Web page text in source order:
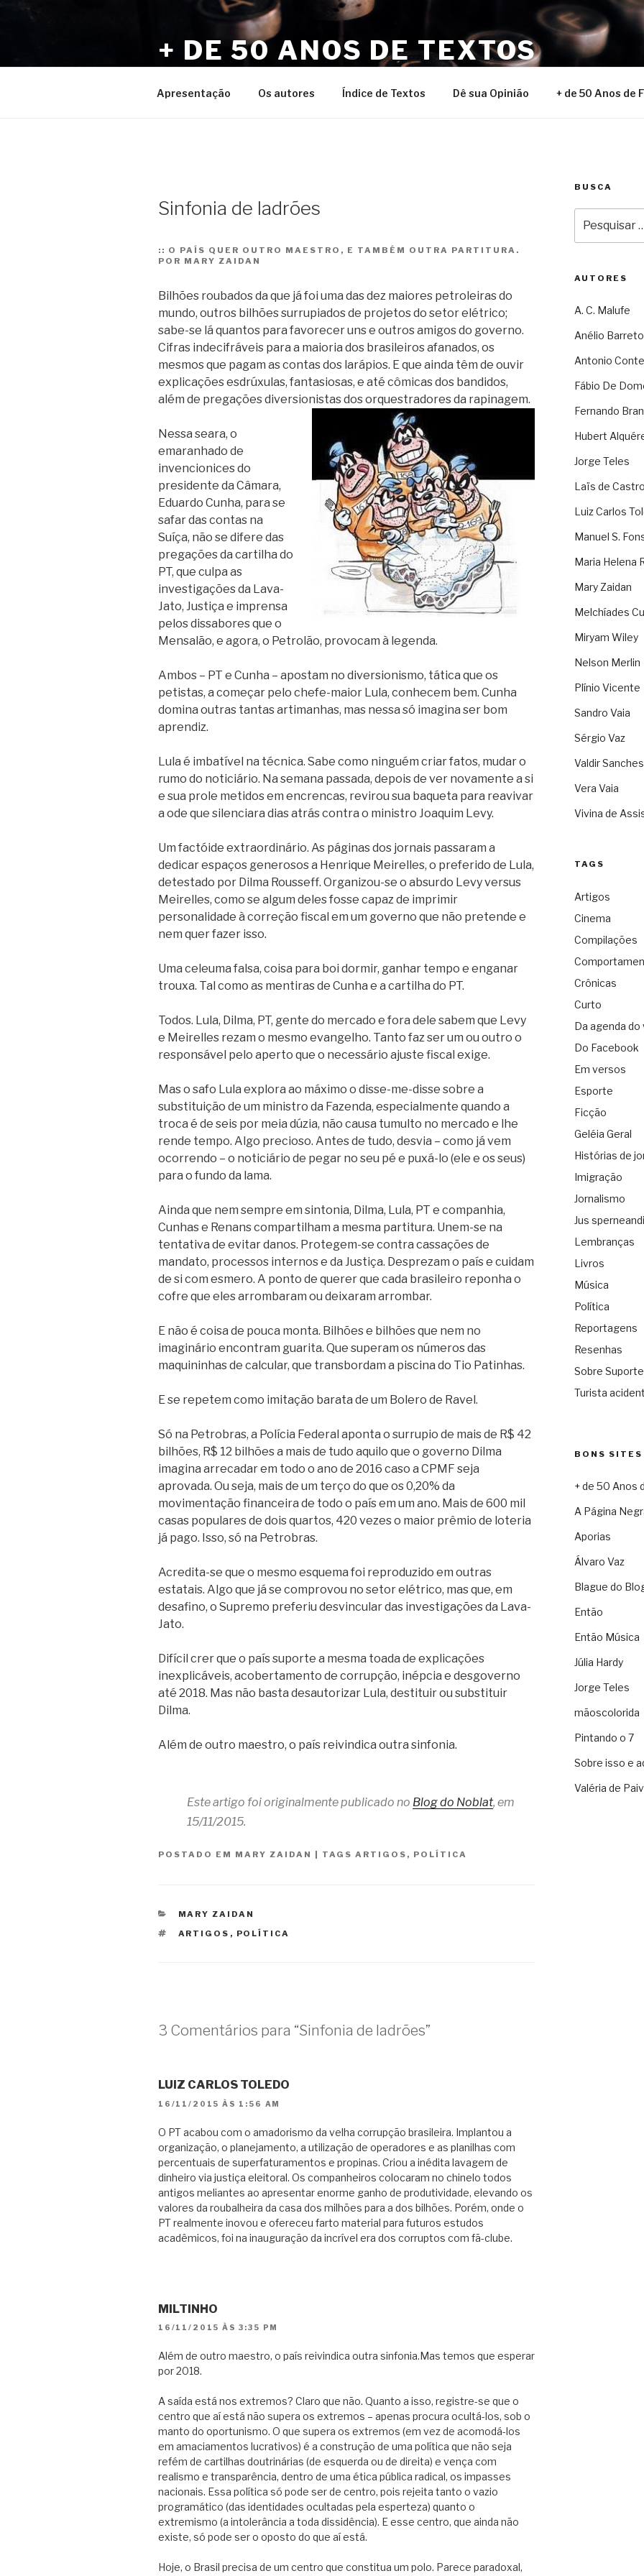
Pular
+ DE 50 ANOS DE TEXTOS
Apresentação Os autores Índice de Textos Dê sua Opinião + de 50 Anos de
Sinfonia de ladrões
:: O PAÍS QUER OUTRO MAESTRO, E TAMBÉM OUTRA PARTITURA.
POR MARY ZAIDAN
Bilhões roubados da que já foi uma das dez maiores petroleiras do
mundo, outros bilhões surrupiados de projetos do setor elétrico;
sabe-se lá quantos para favorecer uns e outros amigos do governo.
Cifras indecifráveis para a maioria dos brasileiros afanados, os
mesmos que pagam as contas dos larápios. E que ainda têm de ouvir
explicações esdrúxulas, fantasiosas, e até cômicas dos bandidos,
além de pregações diversionistas dos orquestradores da rapinagem.
Nessa seara, o
emaranhado de
invencionices do
presidente da Câmara,
Eduardo Cunha, para se
safar das contas na
Suíça, não se difere das
pregações da cartilha do
PT, que culpa as
investigações da Lava-
Jato, Justiça e imprensa
pelos dissabores que o
Mensalão, e agora, o Petrolão, provocam à legenda.
Ambos – PT e Cunha – apostam no diversionismo, tática que os
petistas, a começar pelo chefe-maior Lula, conhecem bem. Cunha
domina outras tantas artimanhas, mas nessa só imagina ser bom
aprendiz.
Lula é imbatível na técnica. Sabe como ninguém criar fatos, mudar o
rumo do noticiário. Na semana passada, depois de ver novamente a si
e sua prole metidos em encrencas, revirou sua baqueta para reavivar
a ode que silenciara dias atrás contra o ministro Joaquim Levy.
Um factóide extraordinário. As páginas dos jornais passaram a
dedicar espaços generosos a Henrique Meirelles, o preferido de Lula,
detestado por Dilma Rousseff. Organizou-se o absurdo Levy versus
Meirelles, como se algum deles fosse capaz de imprimir
personalidade à correção fiscal em um governo que não pretende e
nem quer fazer isso.
Uma celeuma falsa, coisa para boi dormir, ganhar tempo e enganar
trouxa. Tal como as mentiras de Cunha e a cartilha do PT.
Todos. Lula, Dilma, PT, gente do mercado e fora dele sabem que Levy
e Meirelles rezam o mesmo evangelho. Tanto faz ser um ou outro o
responsável pelo aperto que o necessário ajuste fiscal exige.
Mas o safo Lula explora ao máximo o disse-me-disse sobre a
substituição de um ministro da Fazenda, especialmente quando a
troca é de seis por meia dúzia, não causa tumulto no mercado e lhe
rende tempo. Algo precioso. Antes de tudo, desvia – como já vem
ocorrendo – o noticiário de pegar no seu pé e puxá-lo (ele e os seus)
para o fundo da lama.
Ainda que nem sempre em sintonia, Dilma, Lula, PT e companhia,
Cunhas e Renans compartilham a mesma partitura. Unem-se na
tentativa de evitar danos. Protegem-se contra cassações de
mandato, processos internos e da Justiça. Desprezam o país e cuidam
de si com esmero. A ponto de querer que cada brasileiro reponha o
cofre que eles arrombaram ou deixaram arrombar.
E não é coisa de pouca monta. Bilhões e bilhões que nem no
imaginário encontram guarita. Que superam os números das
maquininhas de calcular, que transbordam a piscina do Tio Patinhas.
E se repetem como imitação barata de um Bolero de Ravel.
Só na Petrobras, a Polícia Federal aponta o surrupio de mais de R$ 42
bilhões, R$ 12 bilhões a mais de tudo aquilo que o governo Dilma
imagina arrecadar em todo o ano de 2016 caso a CPMF seja
aprovada. Ou seja, mais de um terço do que os 0,20% da
movimentação financeira de todo o país em um ano. Mais de 600 mil
casas populares de dois quartos, 420 vezes o maior prêmio de loteria
já pago. Isso, só na Petrobras.
Acredita-se que o mesmo esquema foi reproduzido em outras
estatais. Algo que já se comprovou no setor elétrico, mas que, em
desafino, o Supremo preferiu desvincular das investigações da Lava-
Jato.
Difícil crer que o país suporte a mesma toada de explicações
inexplicáveis, acobertamento de corrupção, inépcia e desgoverno
até 2018. Mas não basta desautorizar Lula, destituir ou substituir
Dilma.
Além de outro maestro, o país reivindica outra sinfonia.
Este artigo foi originalmente publicado no Blog do Noblat, em
15/11/2015.
POSTADO EM MARY ZAIDAN | TAGS ARTIGOS , POLÍTICA
CATEGORIAS
MARY ZAIDAN
TAGS
ARTIGOS , POLÍTICA
3 Comentários para “Sinfonia de ladrões”
LUIZ CARLOS TOLEDO
16/11/2015 ÀS 1:56 AM
O PT acabou com o amadorismo da velha corrupção brasileira. Implantou a
organização, o planejamento, a utilização de operadores e as planilhas com
percentuais de superfaturamentos e propinas. Criou a inédita lavagem de
dinheiro via justiça eleitoral. Os companheiros colocaram no chinelo todos
antigos meliantes ao apresentar enorme ganho de produtividade, elevando os
valores da roubalheira da casa dos milhões para a dos bilhões. Porém, onde o
PT realmente inovou e ofereceu farto material para futuros estudos
acadêmicos, foi na inauguração da incrível era dos corruptos com fã-clube.
MILTINHO
16/11/2015 ÀS 3:35 PM
Além de outro maestro, o país reivindica outra sinfonia.Mas temos que esperar
por 2018.
A saída está nos extremos? Claro que não. Quanto a isso, registre-se que o
centro que aí está não supera os extremos – apenas procura ocultá-los, sob o
manto do oportunismo. O que supera os extremos (em vez de acomodá-los
em amaciamentos lucrativos) é a construção de uma política que não seja
refém de cartilhas doutrinárias (de esquerda ou de direita) e vença com
realismo e transparência, dentro de uma ética pública radical, os impasses
nacionais. Essa política só pode ser de centro, pois rejeita tanto o vazio
programático (das identidades ocultadas pela esperteza) quanto o
extremismo (a intolerância a toda dissidência). E esse centro, que ainda não
existe, só pode ser o oposto do que aí está.
Hoje, o Brasil precisa de um centro que constitua um polo. Parece paradoxal,
BUSCA
por:
AUTORES
A. C. Malufe
Anélio Barreto
Antonio
Fábio De
Fernando
Hubert
Jorge Teles
Laïs de Castro
Luiz Carlos
Manuel S.
Maria Helena
Mary Zaidan
Melchíades
Miryam Wiley
Nelson Merlin
Plínio Vicente
Sandro Vaia
Sérgio Vaz
Valdir Sanches
Vera Vaia
Vivina de
TAGS
Artigos
Cinema
Compilações
Crônicas
Curto
Da agenda do
Do Facebook
Em versos
Esporte
Ficção
Geléia Geral
Histórias de
Imigração
Jornalismo
Jus sperneandi
Lembranças
Livros
Música
Política
Reportagens
Resenhas
Sobre
Turista
BONS SITES
+ de 50 Anos
A Página
Aporias
Álvaro Vaz
Blague do
Então
Então Música
Júlia Hardy
Jorge Teles
mãoscolorida
Pintando o 7
Sobre isso e
Valéria de